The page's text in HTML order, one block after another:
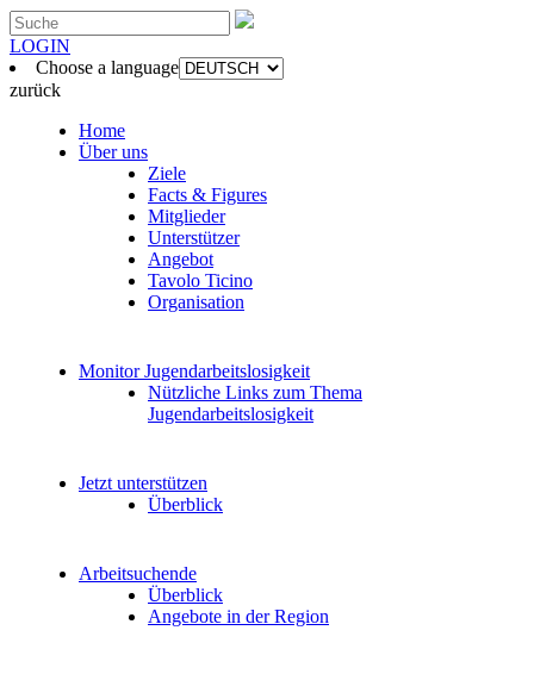
LOGIN
Choose a language
zurück
Home
Über uns
Ziele
Facts & Figures
Mitglieder
Unterstützer
Angebot
Tavolo Ticino
Organisation
Monitor Jugendarbeitslosigkeit
Nützliche Links zum Thema
Jugendarbeitslosigkeit
Jetzt unterstützen
Überblick
Arbeitsuchende
Überblick
Angebote in der Region